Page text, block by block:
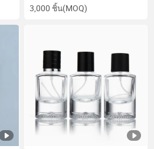
3,000 ชิ้น(MOQ)